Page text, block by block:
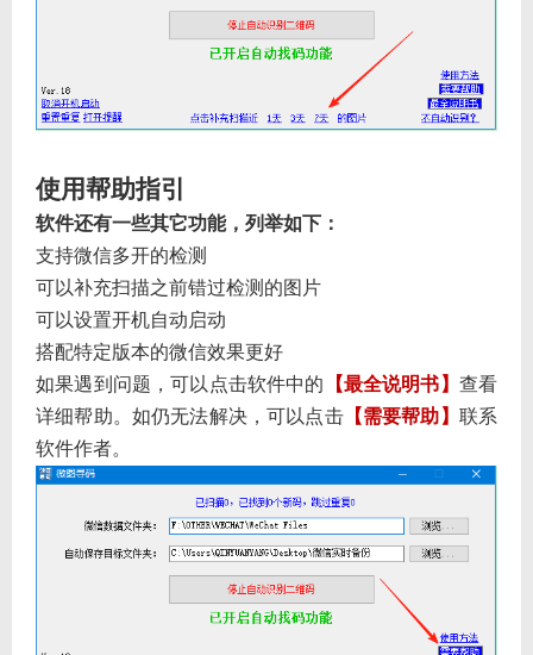
使用帮助指引
软件还有一些其它功能，列举如下：
支持微信多开的检测
可以补充扫描之前错过检测的图片
可以设置开机自动启动
搭配特定版本的微信效果更好
如果遇到问题，可以点击软件中的 【最全说明书】 查看
详细帮助。如仍无法解决，可以点击【需要帮助】 联系
软件作者。